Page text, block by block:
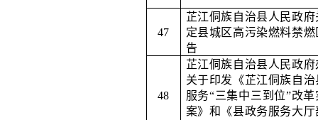
47
芷江侗族自治县人民政府
定县城区高污染燃料禁燃
告
48
芷江侗族自治县人民政府
关于印发《芷江侗族自治
服务“三集中三到位”改革
案》和《县政务服务大厅